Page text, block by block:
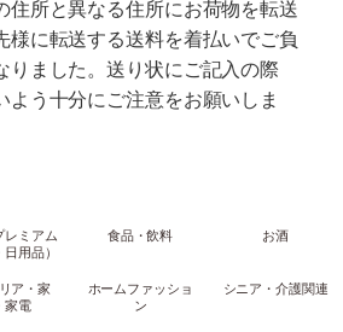
住所と異なる住所にお荷物を転送
様に転送する送料を着払いでご負
りました。送り状にご記入の際
よう十分にご注意をお願いしま
レミアム
日用品）
食品・飲料 お酒
ア・家
家電
ホームファッショ
ン
シニア・介護関連